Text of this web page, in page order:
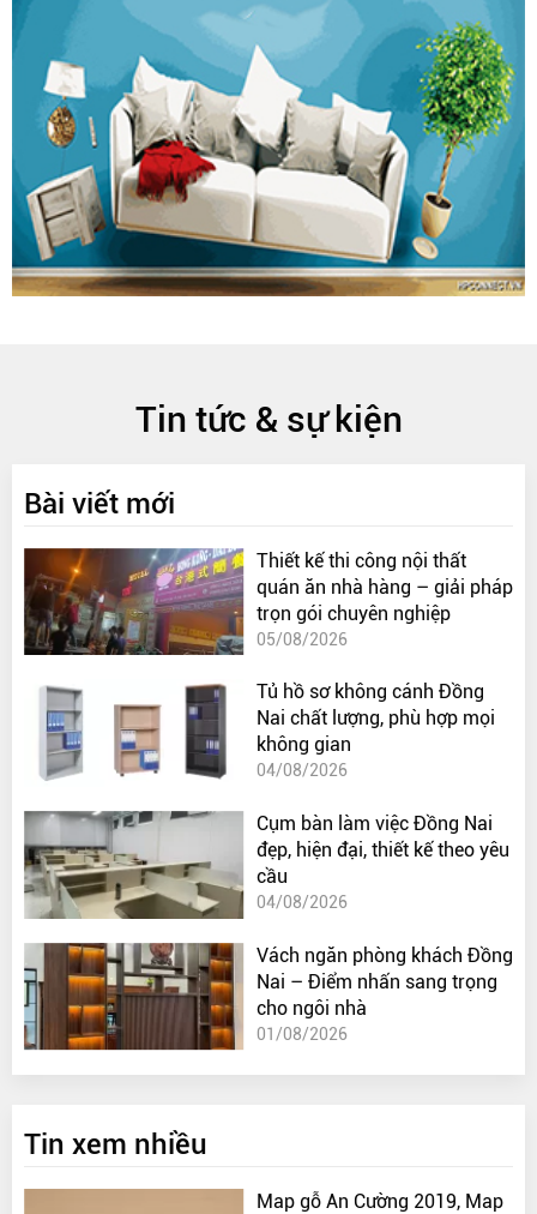
Tin tức & sự kiện
Bài viết mới
Thiết kế thi công nội thất
quán ăn nhà hàng – giải pháp
trọn gói chuyên nghiệp
05/08/2026
Tủ hồ sơ không cánh Đồng
Nai chất lượng, phù hợp mọi
không gian
04/08/2026
Cụm bàn làm việc Đồng Nai
đẹp, hiện đại, thiết kế theo yêu
cầu
04/08/2026
Vách ngăn phòng khách Đồng
Nai – Điểm nhấn sang trọng
cho ngôi nhà
01/08/2026
Tin xem nhiều
Map gỗ An Cường 2019, Map